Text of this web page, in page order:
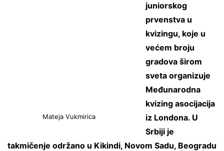
Mateja Vukmirica
juniorskog
prvenstva u
kvizingu, koje u
većem broju
gradova širom
sveta organizuje
Međunarodna
kvizing asocijacija
iz Londona. U
Srbiji je
takmičenje održano u Kikindi, Novom Sadu, Beogradu